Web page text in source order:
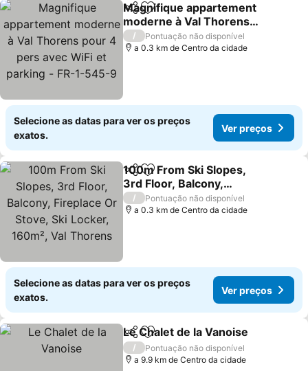
PartilharAdicionar aos favoritos
Magnifique appartement
moderne à Val Thorens
pour 4 pers avec WiFi et
parking - FR-1-545-9
/
Pontuação não disponível
a 0.3 km de Centro da cidade
Selecione as datas para ver os preços
exatos.
Ver preços
PartilharAdicionar aos favoritos
100m From Ski Slopes,
3rd Floor, Balcony,
Fireplace Or Stove, Ski
Locker, 160m², Val
/
Pontuação não disponível
a 0.3 km de Centro da cidade
Selecione as datas para ver os preços
exatos.
Ver preços
PartilharAdicionar aos favoritos
Le Chalet de la Vanoise
/
Pontuação não disponível
a 9.9 km de Centro da cidade